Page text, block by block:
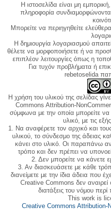
Η ιστοσελίδα είναι μη
πληροφορία
Μπορείτε να περιηγηθείτε
Η δημιουργία λογαριασμού
θέλετε να μορφοποιήσετε ή να
επιπλέον λειτουργίες όπως η
Για τυχόν προβλήματα ή
rebetoselida
Η χρήση του υλικού της σελίδας
Commons Attribution-
σύμφωνα με την οποία μπορείτε να
υλικό, με τις
1. Να αναφέρετε τον αρχικό και
υλικού, το σύνδεσμο της άδειας
κάνει στο υλικό. Οι παραπάνω
τρόπο και δεν πρέπει να
2. Δεν μπορείτε να κάνετε
3. Αν διασκευάσετε με κάθε
διανείμετε με την ίδια άδεια που
Creative Commons δεν αναιρεί
διατάξεις του νόμου περί
This work is
Creative Commons Attribution-